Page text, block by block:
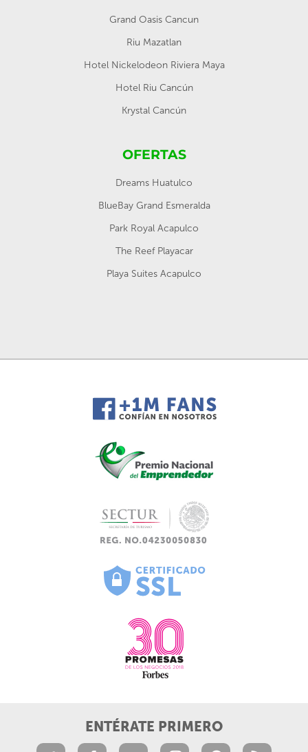
Grand Oasis Cancun
Riu Mazatlan
Hotel Nickelodeon Riviera Maya
Hotel Riu Cancún
Krystal Cancún
OFERTAS
Dreams Huatulco
BlueBay Grand Esmeralda
Park Royal Acapulco
The Reef Playacar
Playa Suites Acapulco
ENTÉRATE PRIMERO